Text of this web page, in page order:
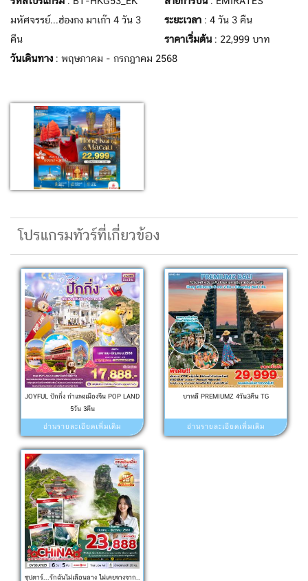
มหัศจรรย์...ฮ่องกง มาเก๊า 4 วัน 3
คืน
ระยะเวลา: 4 วัน 3 คืน
ราคาเริ่มต้น: 22,999 บาท
วันเดินทาง: พฤษภาคม - กรกฎาคม 2568
โปรแกรมทัวร์ที่เกี่ยวข้อง
JOYFUL ปักกิ่ง กำแพงเมืองจีน POP LAND
5วัน 3คืน
อ่านรายละเอียดเพิ่มเติม
บาหลี PREMIUMZ 4วัน3คืน TG
อ่านรายละเอียดเพิ่มเติม
ซุปตาร์...รักฉันไม่เลือนลาง ไม่เคยจางจาก..